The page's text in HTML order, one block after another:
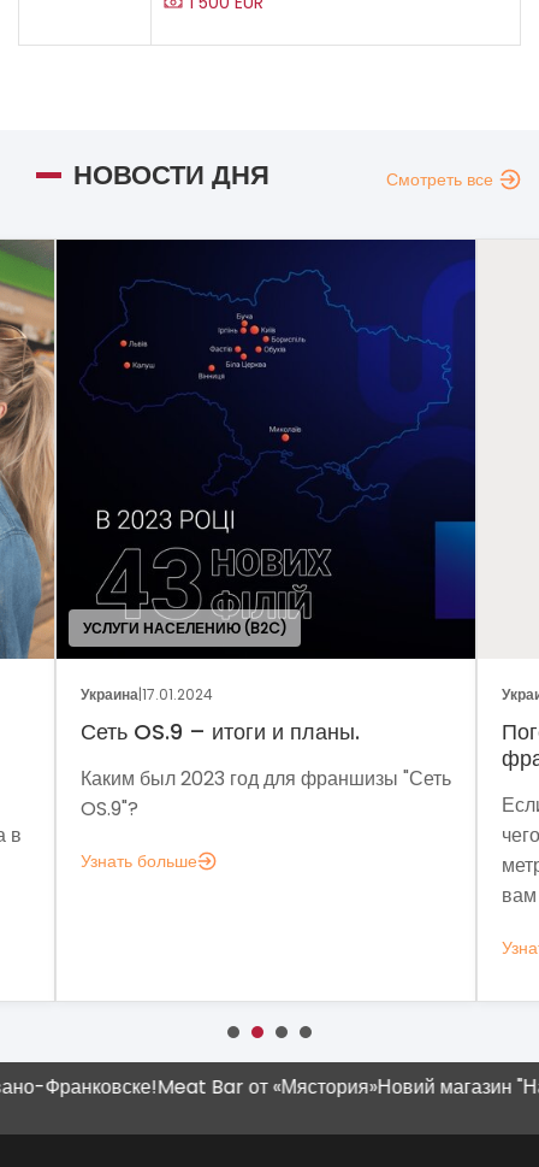
НОВОСТИ ДНЯ Смотреть все
Украина|05.01.2024
Поговорим о динамике рынка
Если задумались над вопросом «А для
метрик, которые помогут понять, зачем
мы
Meat Bar от «Мястория»Новий магазин "Наш